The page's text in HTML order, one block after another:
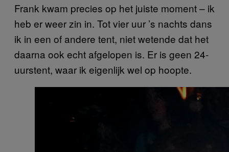
Frank kwam precies op het juiste moment – ik
heb er weer zin in. Tot vier uur ’s nachts dans
ik in een of andere tent, niet wetende dat het
daarna ook echt afgelopen is. Er is geen 24-
uurstent, waar ik eigenlijk wel op hoopte.